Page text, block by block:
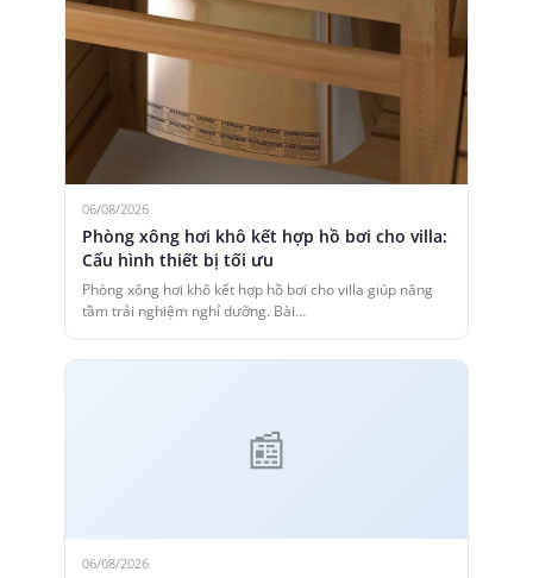
06/08/2026
Phòng xông hơi khô kết hợp hồ bơi cho villa:
Cấu hình thiết bị tối ưu
Phòng xông hơi khô kết hợp hồ bơi cho villa giúp nâng
tầm trải nghiệm nghỉ dưỡng. Bài…
06/08/2026